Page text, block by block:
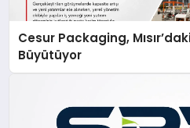
Cesur Packaging,
Büyütüyor